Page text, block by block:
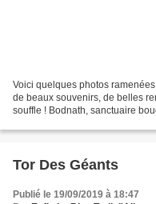
Voici quelques photos
de beaux souvenirs, de belles
souffle ! Bodnath, sanctuaire
Tor Des Géants
Publié le 19/09/2019 à 18:47